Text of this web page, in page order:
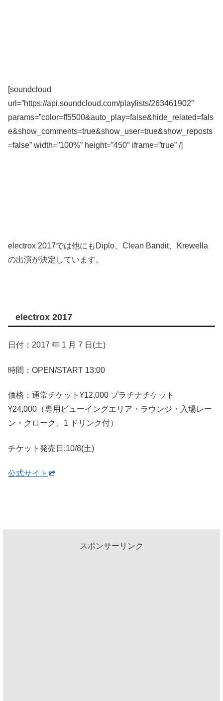
[soundcloud
url=”https://api.soundcloud.com/playlists/263461902″
params=”color=ff5500&auto_play=false&hide_related=fals
e&show_comments=true&show_user=true&show_reposts
=false” width=”100%” height=”450″ iframe=”true” /]
electrox 2017では他にもDiplo、Clean Bandit、Krewella
の出演が決定しています。
electrox 2017
日付：2017 年 1 月 7 日(土)
時間：OPEN/START 13:00
価格：通常チケット¥12,000 プラチナチケット
¥24,000（専用ビューイングエリア・ラウンジ・入場レー
ン・クローク、1 ドリンク付）
チケット発売日:10/8(土)
公式サイト
スポンサーリンク